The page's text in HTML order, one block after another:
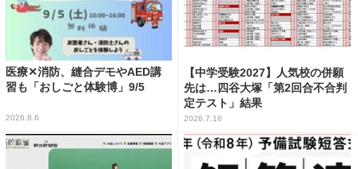
医療✕消防、縫合デモやAED講
習も「おしごと体験博」9/5
2026.8.6
【中学受験2027】人気校の併願
先は…四谷大塚「第2回合不合判
定テスト」結果
2026.7.16